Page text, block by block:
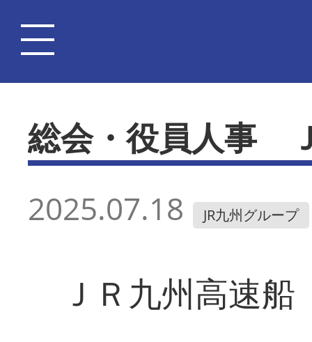
総会・役員人事
2025.07.18 JR九州グループ
ＪＲ九州高速船